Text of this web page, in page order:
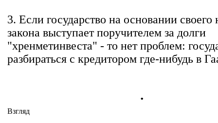
3. Если государство на основании своего
закона выступает поручителем за долги
"хренметинвеста" - то нет проблем:
разбираться с кредитором где-нибудь в
.
Взгляд